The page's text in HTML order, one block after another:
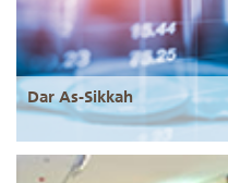
Dar As-Sikkah